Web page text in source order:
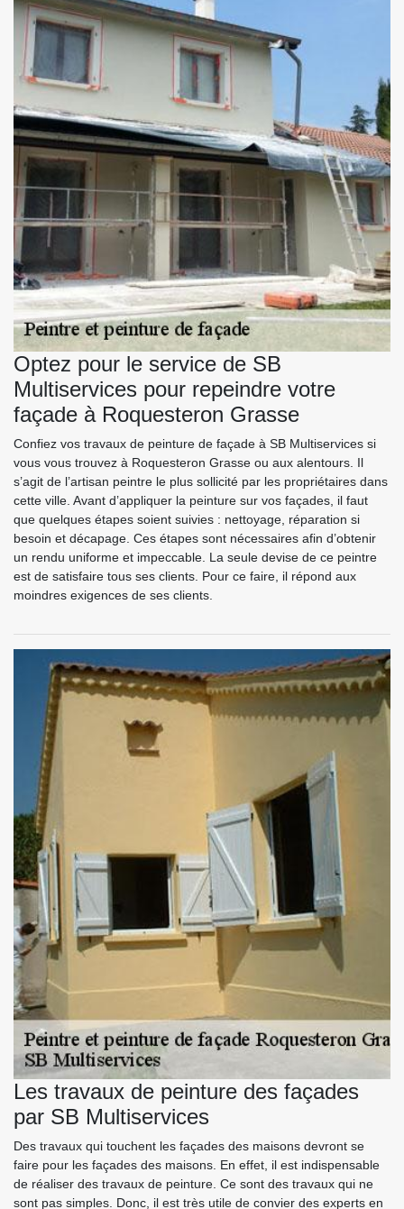
Optez pour le service de SB
Multiservices pour repeindre votre
façade à Roquesteron Grasse
Confiez vos travaux de peinture de façade à SB Multiservices si
vous vous trouvez à Roquesteron Grasse ou aux alentours. Il
s’agit de l’artisan peintre le plus sollicité par les propriétaires dans
cette ville. Avant d’appliquer la peinture sur vos façades, il faut
que quelques étapes soient suivies : nettoyage, réparation si
besoin et décapage. Ces étapes sont nécessaires afin d’obtenir
un rendu uniforme et impeccable. La seule devise de ce peintre
est de satisfaire tous ses clients. Pour ce faire, il répond aux
moindres exigences de ses clients.
Les travaux de peinture des façades
par SB Multiservices
Des travaux qui touchent les façades des maisons devront se
faire pour les façades des maisons. En effet, il est indispensable
de réaliser des travaux de peinture. Ce sont des travaux qui ne
sont pas simples. Donc, il est très utile de convier des experts en